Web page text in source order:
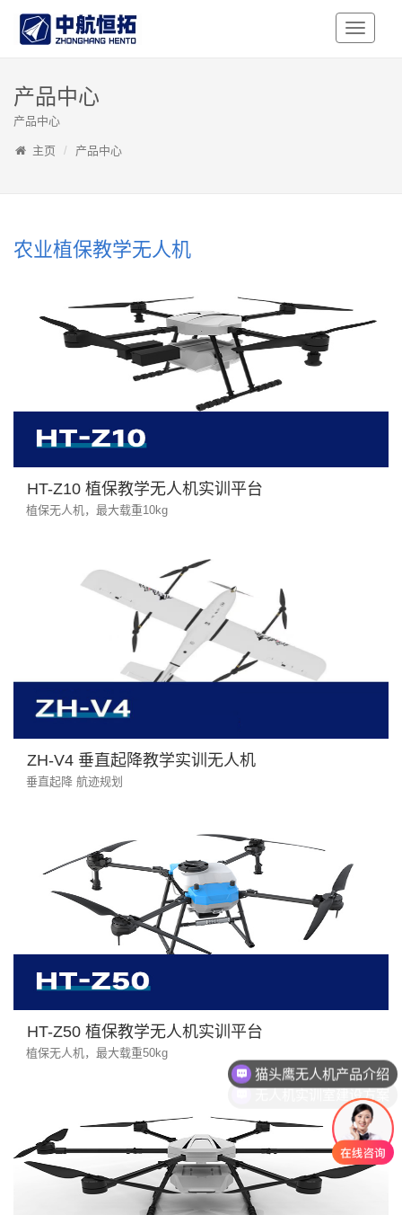
Toggle
产品中心
产品中心
主页 产品中心
农业植保教学无人机
HT-Z10 植保教学无人机实训平台
植保无人机，最大载重10kg
ZH-V4 垂直起降教学实训无人机
垂直起降 航迹规划
HT-Z50 植保教学无人机实训平台
植保无人机，最大载重50kg
猫头鹰无人机产品介绍
无人机实训室建设方案